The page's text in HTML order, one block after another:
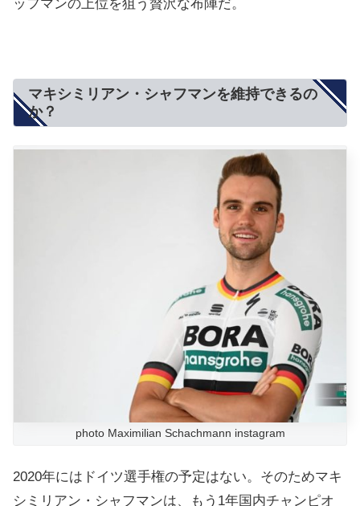
ッフマンの上位を狙う贅沢な布陣だ。
マキシミリアン・シャフマンを維持できるの
か？
photo Maximilian Schachmann instagram
2020年にはドイツ選手権の予定はない。そのためマキ
シミリアン・シャフマンは、もう1年国内チャンピオ